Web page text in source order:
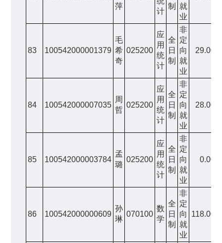
萍
计
制
就
业
83 100542000001379
毛
希
奇
025200
应
用
统
计
全
日
制
非
定
向
就
业
29.00
84 100542000007035
周
哲
025200
应
用
统
计
全
日
制
非
定
向
就
业
28.00
85 100542000003784
孟
璐
025200
应
用
统
计
全
日
制
非
定
向
就
业
0.00
86 100542000000609
孙
琳
070100
数
学
全
日
制
非
定
向
就
业
118.00